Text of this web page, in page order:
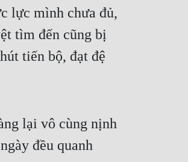
lực mình chưa đủ,
tìm đến cũng bị
tiến bộ, đạt đệ
lại vô cùng nịnh
đều quanh